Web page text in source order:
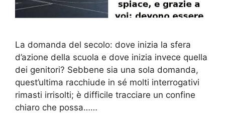
La domanda del secolo: dove inizia la sfera
d’azione della scuola e dove inizia invece quella
dei genitori? Sebbene sia una sola domanda,
quest’ultima racchiude in sé molti interrogativi
rimasti irrisolti; è difficile tracciare un confine
chiaro che possa……